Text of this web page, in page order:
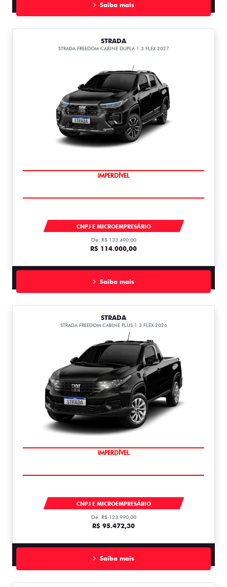
Saiba mais
STRADA
STRADA FREEDOM CABINE DUPLA 1.3 FLEX 2027
IMPERDÍVEL
CNPJ E MICROEMPRESÁRIO
De: R$ 133.490,00
R$ 114.000,00
Saiba mais
STRADA
STRADA FREEDOM CABINE PLUS 1.3 FLEX 2026
IMPERDÍVEL
CNPJ E MICROEMPRESÁRIO
De: R$ 123.990,00
R$ 95.472,30
Saiba mais